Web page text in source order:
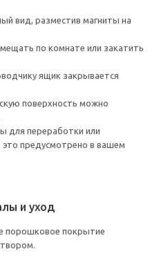
вид, разместив магниты на
по комнате или закатить
ящик закрывается
поверхность можно
для переработки или
это предусмотрено в вашем
и уход
порошковое покрытие